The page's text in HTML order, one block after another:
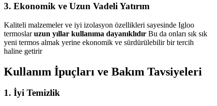
3. Ekonomik ve Uzun Vadeli Yatırım
Kaliteli malzemeler ve iyi izolasyon özellikleri sayesinde Igloo
termoslaruzun yıllar kullanıma dayanıklıdır Bu da onları sık sık
yeni termos almak yerine ekonomik ve sürdürülebilir bir tercih
haline getirir
Kullanım İpuçları ve Bakım Tavsiyeleri
1. İyi Temizlik